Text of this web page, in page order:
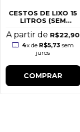
CESTOS DE LIXO 15
LITROS (SEM
A partir de R$22,90
4x de R$5,73 sem
juros
COMPRAR